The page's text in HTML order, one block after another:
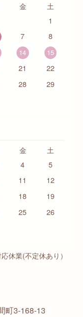
金
土
1
7 8
14
15
21 22
28 29
金
土
4 5
11 12
18 19
25 26
休業(不定休あり）
町3-168-13